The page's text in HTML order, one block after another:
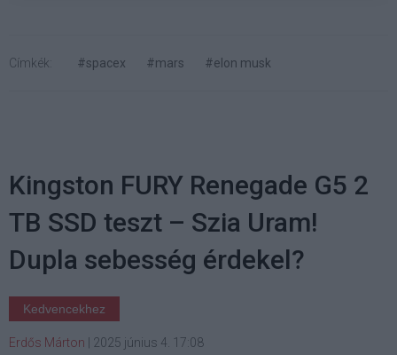
Címkék: #spacex #mars #elon musk
Kingston FURY Renegade G5 2
TB SSD teszt – Szia Uram!
Dupla sebesség érdekel?
Kedvencekhez
Erdős Márton 2025 június 4. 17:08